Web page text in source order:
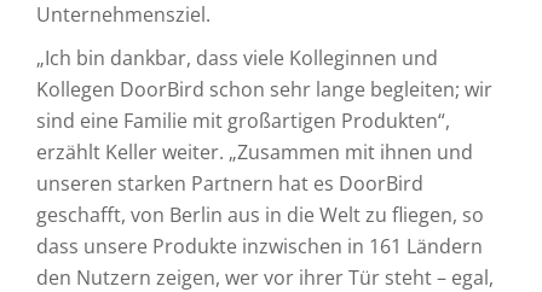
Unternehmensziel.
„Ich bin dankbar, dass viele Kolleginnen und
Kollegen DoorBird schon sehr lange begleiten; wir
sind eine Familie mit großartigen Produkten“,
erzählt Keller weiter. „Zusammen mit ihnen und
unseren starken Partnern hat es DoorBird
geschafft, von Berlin aus in die Welt zu fliegen, so
dass unsere Produkte inzwischen in 161 Ländern
den Nutzern zeigen, wer vor ihrer Tür steht – egal,